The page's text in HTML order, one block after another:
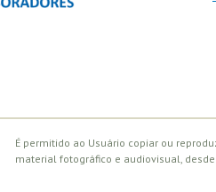
É permitido ao Usuário copiar ou
material fotográfico e audiovisual,